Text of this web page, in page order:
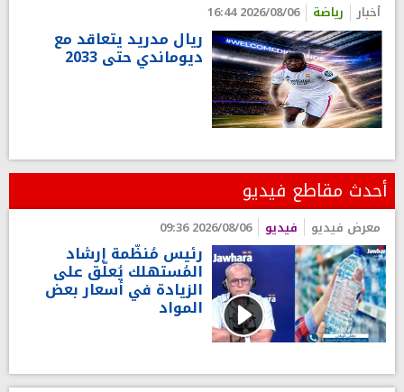
أخبار رياضة 2026/08/06 16:44
ريال مدريد يتعاقد مع
ديوماندي حتى 2033
أحدث مقاطع فيديو
معرض فيديو فيديو 2026/08/06 09:36
رئيس مُنظّمة إرشاد
المُستهلك يُعلّق على
الزيادة في أسعار بعض
المواد